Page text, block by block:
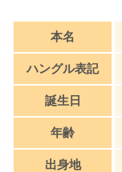
本名
ハングル表記
誕生日
年齢
出身地